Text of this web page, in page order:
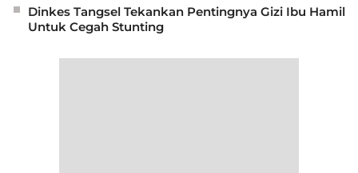
Dinkes Tangsel Tekankan Pentingnya Gizi Ibu Hamil
Untuk Cegah Stunting